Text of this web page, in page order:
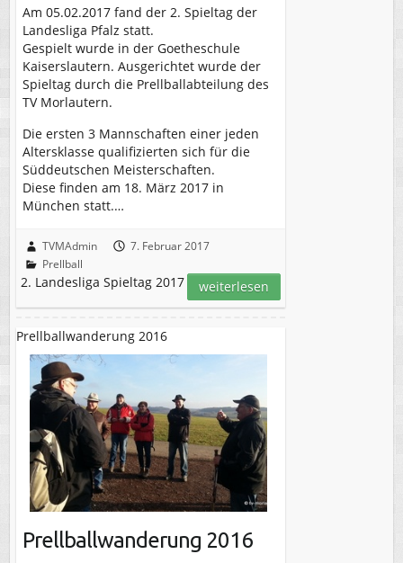
Am 05.02.2017 fand der 2. Spieltag der
Landesliga Pfalz statt.
Gespielt wurde in der Goetheschule
Kaiserslautern. Ausgerichtet wurde der
Spieltag durch die Prellballabteilung des
TV Morlautern.
Die ersten 3 Mannschaften einer jeden
Altersklasse qualifizierten sich für die
Süddeutschen Meisterschaften.
Diese finden am 18. März 2017 in
München statt.…
TVMAdmin
7. Februar 2017
Prellball
2. Landesliga Spieltag 2017 weiterlesen
Prellballwanderung 2016
Prellballwanderung 2016